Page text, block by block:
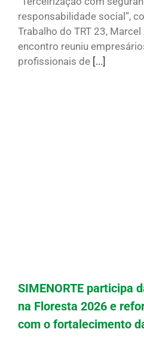
responsabilidade social”,
Trabalho do TRT 23, Marcel
encontro reuniu
profissionais de [...]
SIMENORTE participa
na Floresta 2026 e
com o fortalecimento